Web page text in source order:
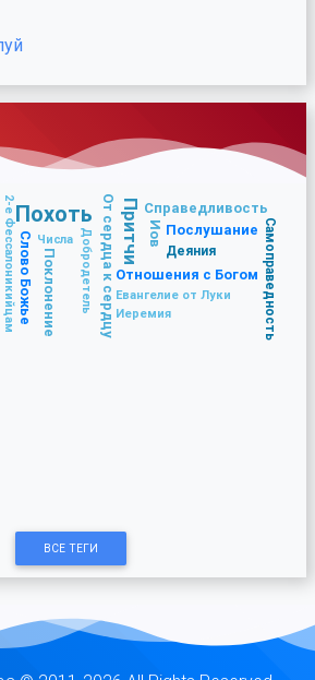
2-е ФессалоникийцамПохоть От сердца к сердцуПритчи Справедливость
Иов
Иеремия
Евангелие от Луки
Поклонение Деяния
Добродетель Самоправедность
Числа Послушание
Слово Божье Отношения с Богом
ВСЕ ТЕГИ